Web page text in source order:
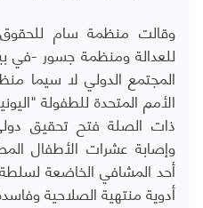
وقالت منظمة سام للحقوق
للعدالة ومنظمة جسور -في
المجتمع الدولي لا سيما
الأمم المتحدة للطفولة
ذات الصلة فتح تحقيق
وإصابة عشرات الأطفال
أحد المشافي الخاضعة
أدوية منتهية الصلاحية